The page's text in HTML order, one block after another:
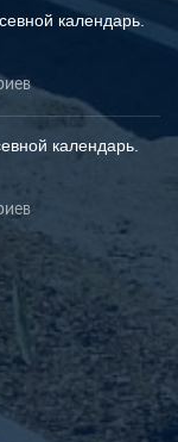
календарь.
календарь.